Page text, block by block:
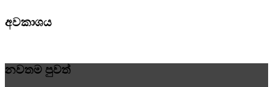
අවකාශය
නවතම පුවත්